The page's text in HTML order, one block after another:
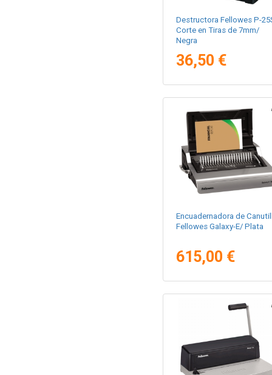
Destructora Fellowes P-
Corte en Tiras de 7mm/
Negra
36,50 €
Encuadernadora de
Fellowes Galaxy-E/ Plata
615,00 €